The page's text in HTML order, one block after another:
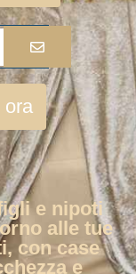
ora
e nipoti
alle tue
con case
e